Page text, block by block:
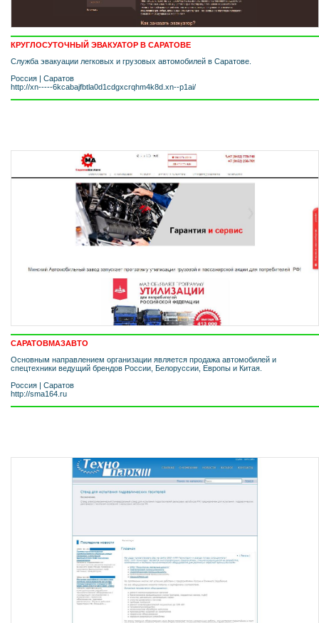
КРУГЛОСУТОЧНЫЙ ЭВАКУАТОР В САРАТОВЕ
Служба эвакуации легковых и грузовых автомобилей в Саратове.
Россия | Саратов
http://xn-----6kcabajfbtla0d1cdgxcrqhm4k8d.xn--p1ai/
CАРАТОВМАЗАВТО
Основным направлением организации является продажа автомобилей и
спецтехники ведущий брендов России, Белоруссии, Европы и Китая.
Россия | Саратов
http://sma164.ru